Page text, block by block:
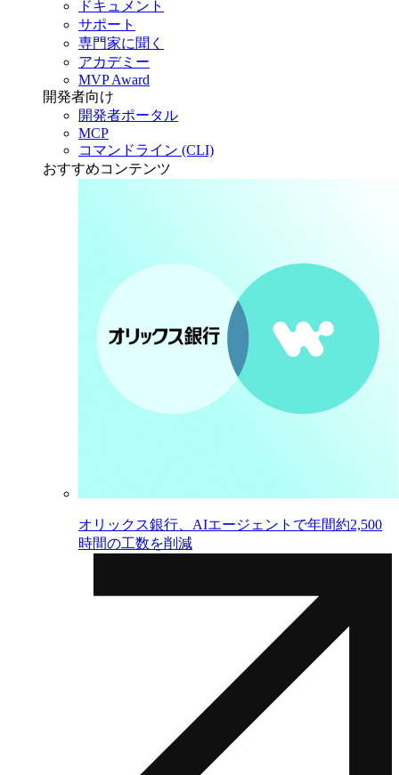
ドキュメント
サポート
専門家に聞く
アカデミー
MVP Award
開発者向け
開発者ポータル
MCP
コマンドライン (CLI)
おすすめコンテンツ
オリックス銀行、AIエージェントで年間約2,500
時間の工数を削減